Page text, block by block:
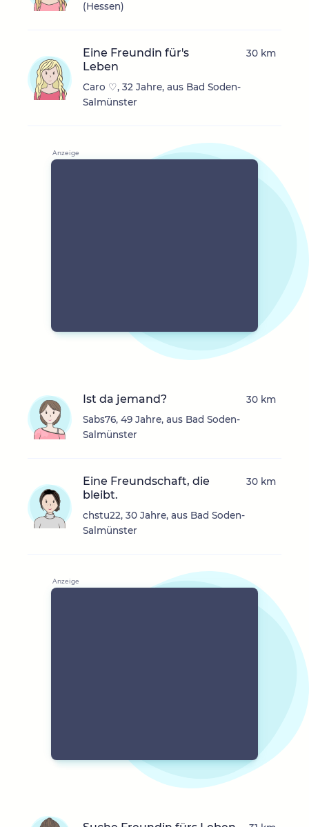
(Hessen)
Eine Freundin für's
Leben
Caro ♡, 32 Jahre, aus Bad Soden-
Salmünster
30 km
Ist da jemand?
Sabs76, 49 Jahre, aus Bad Soden-
Salmünster
30 km
Eine Freundschaft, die
bleibt.
chstu22, 30 Jahre, aus Bad Soden-
Salmünster
30 km